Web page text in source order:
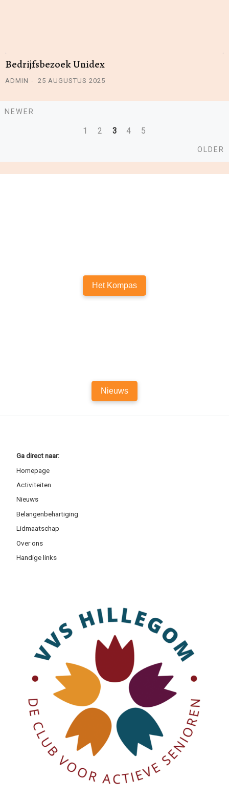
Bedrijfsbezoek Unidex
ADMIN 25 AUGUSTUS 2025
Newer
NEWER
1 2 3 4
5
OLDER
Het Kompas
Nieuws
Ga direct naar:
Homepage
Activiteiten
Nieuws
Belangenbehartiging
Lidmaatschap
Over ons
Handige links